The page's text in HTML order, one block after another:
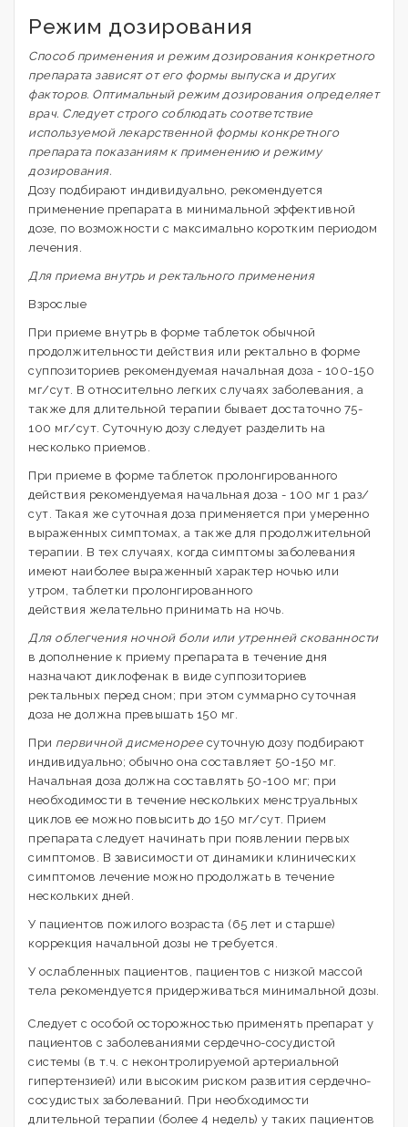
Режим дозирования
Способ применения и режим дозирования конкретного
препарата зависят от его формы выпуска и других
факторов. Оптимальный режим дозирования определяет
врач. Следует строго соблюдать соответствие
используемой лекарственной формы конкретного
препарата показаниям к применению и режиму
дозирования.
Дозу подбирают индивидуально, рекомендуется
применение препарата в минимальной эффективной
дозе, по возможности с максимально коротким периодом
лечения.
Для приема внутрь и ректального применения
Взрослые
При приеме внутрь в форме таблеток обычной
продолжительности действия или ректально в форме
суппозиториев рекомендуемая начальная доза - 100-150
мг/сут. В относительно легких случаях заболевания, а
также для длительной терапии бывает достаточно 75-
100 мг/сут. Суточную дозу следует разделить на
несколько приемов.
При приеме в форме таблеток пролонгированного
действия рекомендуемая начальная доза - 100 мг 1 раз/
сут. Такая же суточная доза применяется при умеренно
выраженных симптомах, а также для продолжительной
терапии. В тех случаях, когда симптомы заболевания
имеют наиболее выраженный характер ночью или
утром, таблетки пролонгированного
действия желательно принимать на ночь.
Для облегчения ночной боли или утренней скованности
в дополнение к приему препарата в течение дня
назначают диклофенак в виде суппозиториев
ректальных перед сном; при этом суммарно суточная
доза не должна превышать 150 мг.
При первичной дисменореесуточную дозу подбирают
индивидуально; обычно она составляет 50-150 мг.
Начальная доза должна составлять 50-100 мг; при
необходимости в течение нескольких менструальных
циклов ее можно повысить до 150 мг/сут. Прием
препарата следует начинать при появлении первых
симптомов. В зависимости от динамики клинических
симптомов лечение можно продолжать в течение
нескольких дней.
У пациентов пожилого возраста (65 лет и старше)
коррекция начальной дозы не требуется.
У ослабленных пациентов, пациентов с низкой массой
тела рекомендуется придерживаться минимальной дозы.
Следует с особой осторожностью применять препарат у
пациентов с заболеваниями сердечно-сосудистой
системы (в т.ч. с неконтролируемой артериальной
гипертензией) или высоким риском развития сердечно-
сосудистых заболеваний. При необходимости
длительной терапии (более 4 недель) у таких пациентов